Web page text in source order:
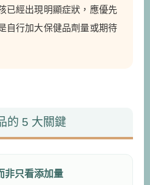
已經出現明顯症狀，應優先
自行加大保健品劑量或期待
的 5 大關鍵
非只看添加量